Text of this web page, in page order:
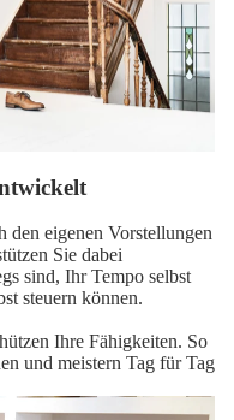
den eigenen Vorstellungen
Sie dabei
sind, Ihr Tempo selbst
steuern können.
Ihre Fähigkeiten. So
und meistern Tag für Tag